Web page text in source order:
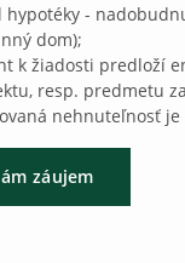
hypotéky -
dom);
k žiadosti predloží
resp. predmetu
nehnuteľnosť
záujem